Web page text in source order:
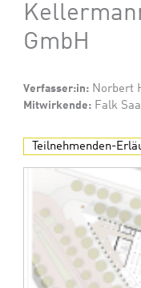
GmbH
Verfasser:in: Norbert
Mitwirkende: Falk
Teilnehmenden-